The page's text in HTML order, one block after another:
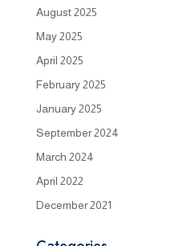
August 2025
May 2025
April 2025
February 2025
January 2025
September 2024
March 2024
April 2022
December 2021